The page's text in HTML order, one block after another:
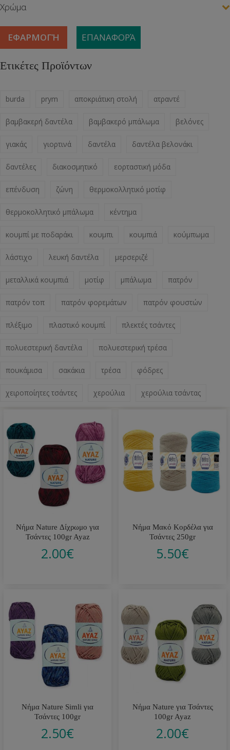
Χρώμα
ΕΦΑΡΜΟΓΉ ΕΠΑΝΑΦΟΡΆ
Ετικέτες Προϊόντων
burda prym αποκριάτικη στολή ατραντέ
βαμβακερή δαντέλα βαμβακερό μπάλωμα βελόνες
γιακάς γιορτινά δαντέλα δαντέλα βελονάκι
δαντέλες διακοσμητικό εορταστική μόδα
επένδυση ζώνη θερμοκολλητικό μοτίφ
θερμοκολλητικό μπάλωμα κέντημα
κουμπί με ποδαράκι κουμπι κουμπιά κούμπωμα
λάστιχο λευκή δαντέλα μερσεριζέ
μεταλλικά κουμπιά μοτίφ μπάλωμα πατρόν
πατρόν τοπ πατρόν φορεμάτων πατρόν φουστών
πλέξιμο πλαστικό κουμπί πλεκτές τσάντες
πολυεστερική δαντέλα πολυεστερική τρέσα
πουκάμισα σακάκια τρέσα φόδρες
χειροποίητες τσάντες χερούλια χερούλια τσάντας
Νήμα Nature Δίχρωμο για
Τσάντες 100gr Ayaz
2.00€
Νήμα Μακό Κορδέλα για
Τσάντες 250gr
5.50€
Νήμα Nature Simli για
Τσάντες 100gr
2.50€
Νήμα Nature για Τσάντες
100gr Ayaz
2.00€